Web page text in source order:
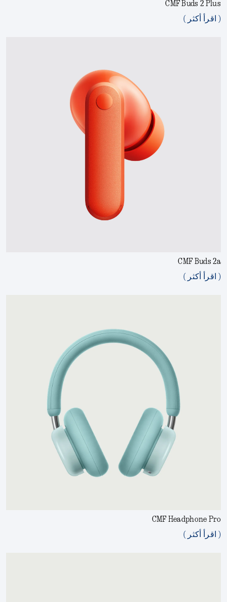
CMF Buds 2 Plus
( اقرأ أكثر )
CMF Buds 2a
( اقرأ أكثر )
CMF Headphone Pro
( اقرأ أكثر )